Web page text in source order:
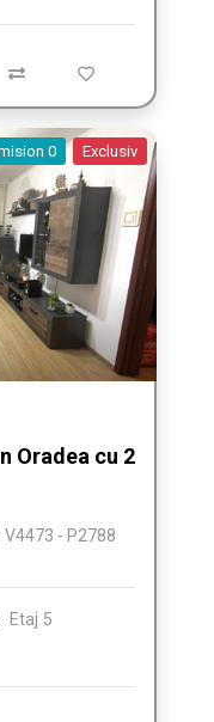
0 Exclusiv
Oradea cu 2
V4473 - P2788
Etaj 5